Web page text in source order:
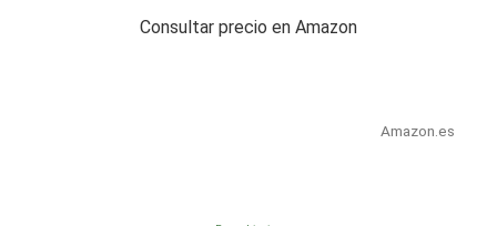
Consultar precio en Amazon
Amazon.es